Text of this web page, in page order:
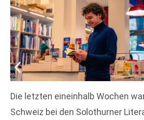
Die letzten eineinhalb Wochen
Schweiz bei den Solothurner